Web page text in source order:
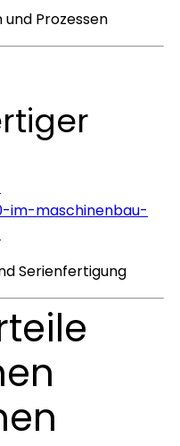
Prozessen
im-maschinenbau-
Serienfertigung